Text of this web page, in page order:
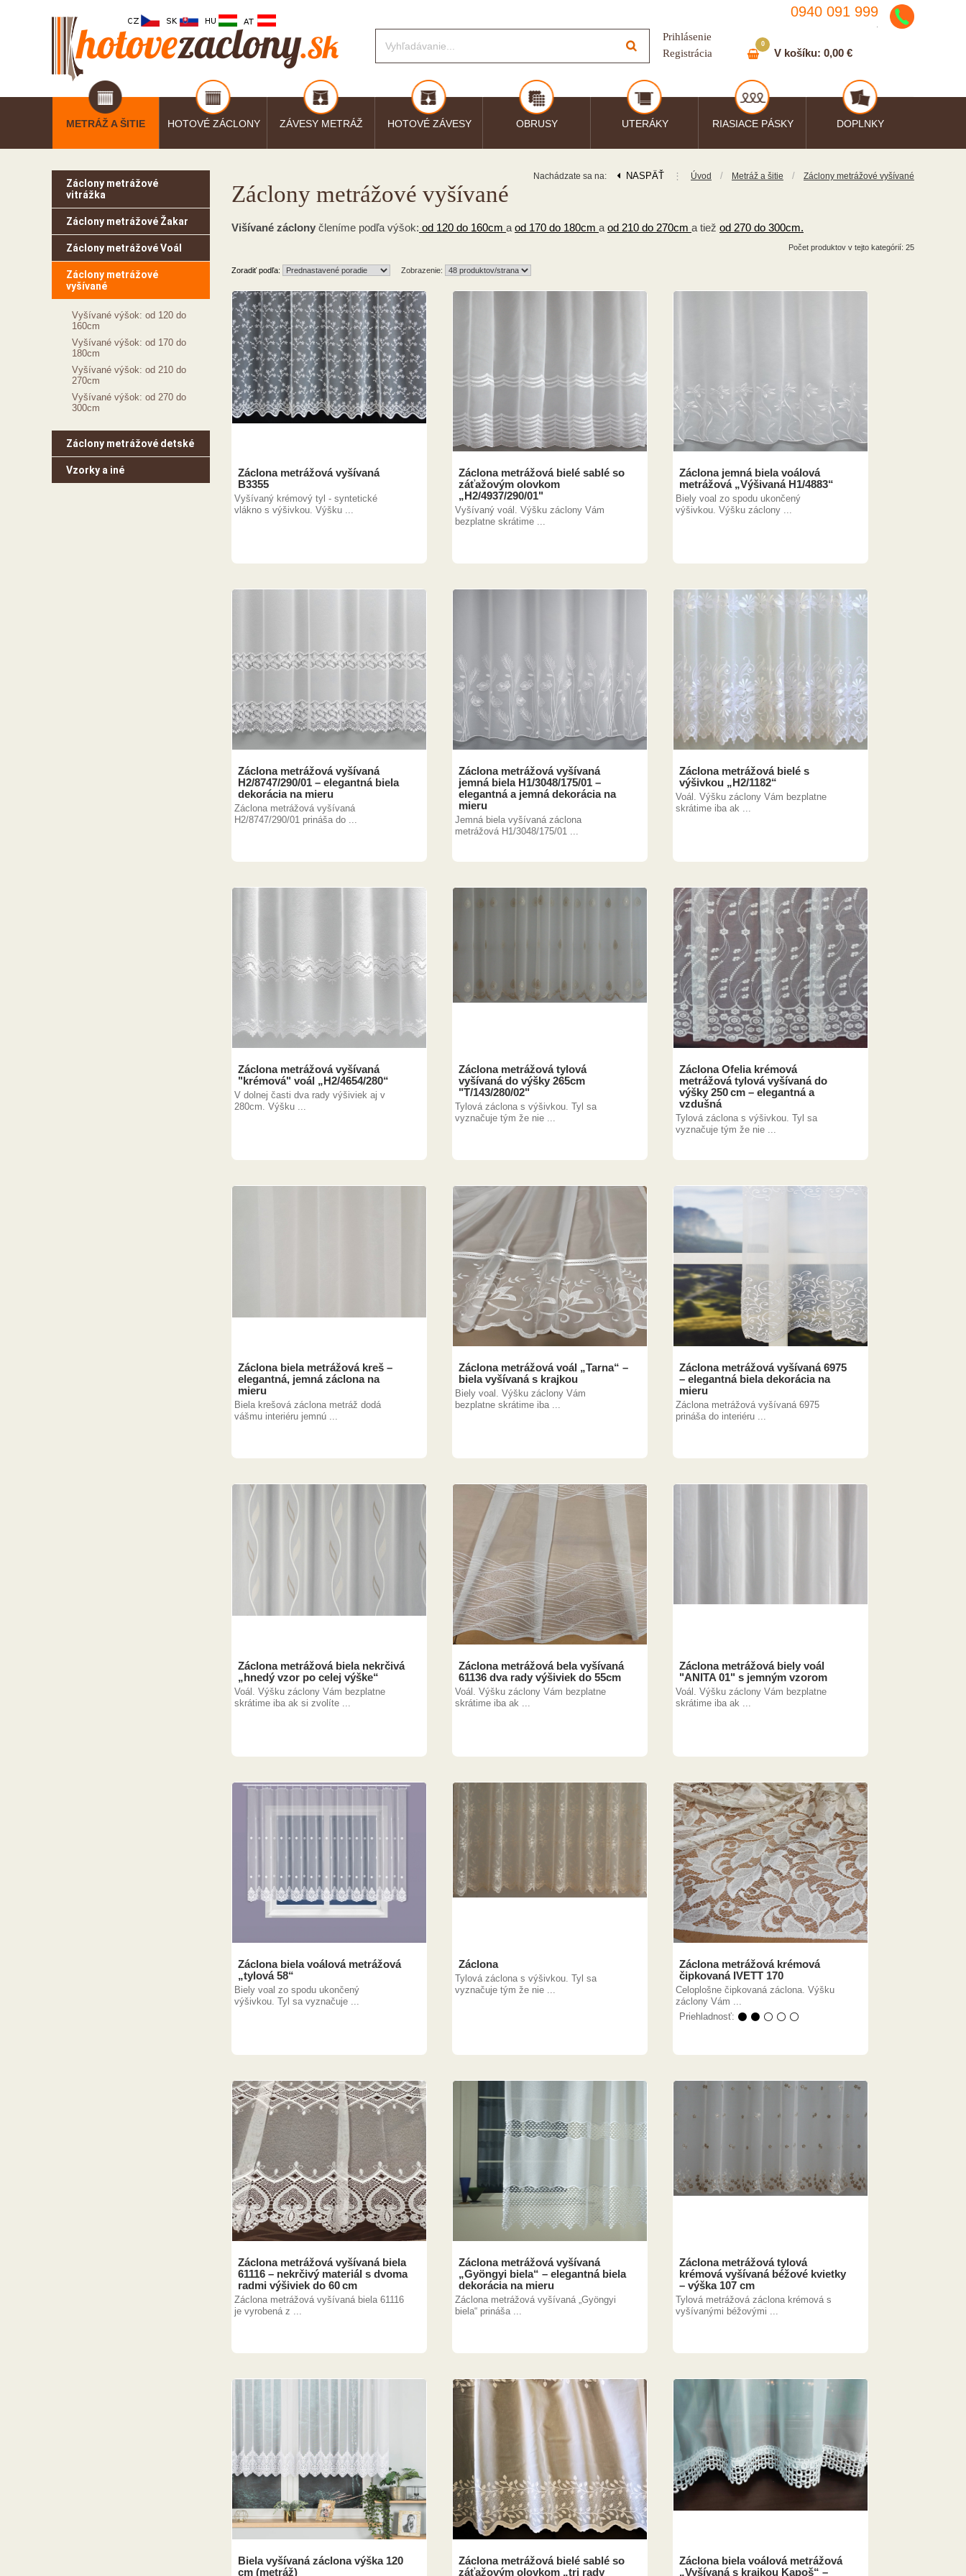
0940 091 999
Prihlásenie
Registrácia
V košíku: 0,00 €
0
METRÁŽ A ŠITIE HOTOVÉ ZÁCLONY ZÁVESY METRÁŽ HOTOVÉ ZÁVESY OBRUSY UTERÁKY RIASIACE PÁSKY DOPLNKY
Záclony metrážové
vitrážka
Záclony metrážové Žakar
Záclony metrážové Voál
Záclony metrážové
vyšívané
Vyšívané výšok: od 120 do
160cm
Vyšívané výšok: od 170 do
180cm
Vyšívané výšok: od 210 do
270cm
Vyšívané výšok: od 270 do
300cm
Záclony metrážové detské
Vzorky a iné
Nachádzate sa na: NASPÄŤ ⋮ Úvod / Metráž a šitie / Záclony metrážové vyšívané
Záclony metrážové vyšívané
Višívané záclony členíme podľa výšok: od 120 do 160cm a od 170 do 180cm a od 210 do 270cm a tiež od 270 do 300cm.
Počet produktov v tejto kategórií: 25
Zoradiť podľa: Zobrazenie:
Záclona metrážová vyšívaná
B3355
Vyšívaný krémový tyl - syntetické
vlákno s výšivkou. Výšku ...
Záclona metrážová bielé sablé so
záťažovým olovkom
„H2/4937/290/01"
Vyšívaný voál. Výšku záclony Vám
bezplatne skrátime ...
Záclona jemná biela voálová
metrážová „Výšivaná H1/4883“
Biely voal zo spodu ukončený
výšivkou. Výšku záclony ...
Záclona metrážová vyšívaná
H2/8747/290/01 – elegantná biela
dekorácia na mieru
Záclona metrážová vyšívaná
H2/8747/290/01 prináša do ...
Záclona metrážová vyšívaná
jemná biela H1/3048/175/01 –
elegantná a jemná dekorácia na
mieru
Jemná biela vyšívaná záclona
metrážová H1/3048/175/01 ...
Záclona metrážová bielé s
výšivkou „H2/1182“
Voál. Výšku záclony Vám bezplatne
skrátime iba ak ...
Záclona metrážová vyšívaná
"krémová" voál „H2/4654/280“
V dolnej časti dva rady výšiviek aj v
280cm. Výšku ...
Záclona metrážová tylová
vyšívaná do výšky 265cm
"T/143/280/02"
Tylová záclona s výšivkou. Tyl sa
vyznačuje tým že nie ...
Záclona Ofelia krémová
metrážová tylová vyšívaná do
výšky 250 cm – elegantná a
vzdušná
Tylová záclona s výšivkou. Tyl sa
vyznačuje tým že nie ...
Záclona biela metrážová kreš –
elegantná, jemná záclona na
mieru
Biela krešová záclona metráž dodá
vášmu interiéru jemnú ...
Záclona metrážová voál „Tarna“ –
biela vyšívaná s krajkou
Biely voal. Výšku záclony Vám
bezplatne skrátime iba ...
Záclona metrážová vyšívaná 6975
– elegantná biela dekorácia na
mieru
Záclona metrážová vyšívaná 6975
prináša do interiéru ...
Záclona metrážová biela nekrčivá
„hnedý vzor po celej výške“
Voál. Výšku záclony Vám bezplatne
skrátime iba ak si zvolíte ...
Záclona metrážová bela vyšívaná
61136 dva rady výšiviek do 55cm
Voál. Výšku záclony Vám bezplatne
skrátime iba ak ...
Záclona metrážová biely voál
"ANITA 01" s jemným vzorom
Voál. Výšku záclony Vám bezplatne
skrátime iba ak ...
Záclona biela voálová metrážová
„tylová 58“
Biely voal zo spodu ukončený
výšivkou. Tyl sa vyznačuje ...
Záclona
Tylová záclona s výšivkou. Tyl sa
vyznačuje tým že nie ...
Záclona metrážová krémová
čipkovaná IVETT 170
Celoplošne čipkovaná záclona. Výšku
záclony Vám ...
Priehladnosť: ⚫ ⚫ ⚪ ⚪ ⚪
Záclona metrážová vyšívaná biela
61116 – nekrčivý materiál s dvoma
radmi výšiviek do 60 cm
Záclona metrážová vyšívaná biela 61116
je vyrobená z ...
Záclona metrážová vyšívaná
„Gyöngyi biela“ – elegantná biela
dekorácia na mieru
Záclona metrážová vyšívaná „Gyöngyi
biela“ prináša ...
Záclona metrážová tylová
krémová vyšívaná béžové kvietky
– výška 107 cm
Tylová metrážová záclona krémová s
vyšívanými béžovými ...
Biela vyšívaná záclona výška 120
cm (metráž)
Záclona metrážová bielé sablé so
záťažovým olovkom „tri rady
Záclona biela voálová metrážová
„Vyšívaná s krajkou Kapoš“ –